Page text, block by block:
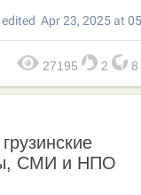
27195 2 8
СМИ и НПО